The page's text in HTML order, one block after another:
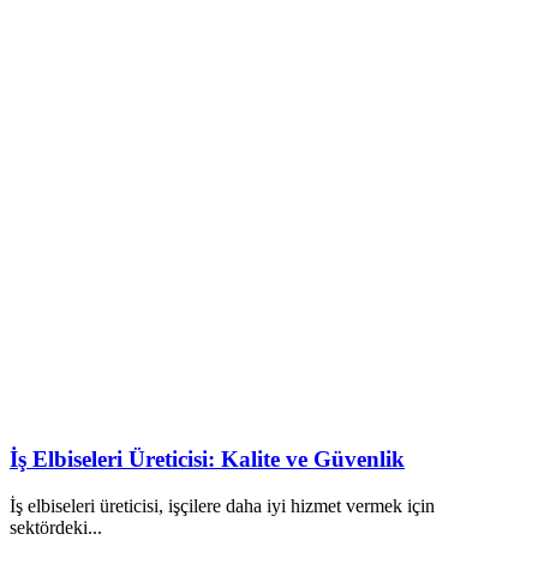
İş Elbiseleri Üreticisi: Kalite ve Güvenlik
İş elbiseleri üreticisi, işçilere daha iyi hizmet vermek için
sektördeki...